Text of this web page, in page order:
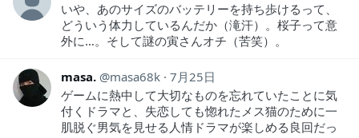
いや、あのサイズのバッテリーを持ち歩けるって、
どういう体力しているんだか（滝汗）。桜子って意
外に…。そして謎の寅さんオチ（苦笑）。
masa. masa68k 7月25日
ゲームに熱中して大切なものを忘れていたことに気
付くドラマと、失恋しても惚れたメス猫のために一
肌脱ぐ男気を見せる人情ドラマが楽しめる良回だっ